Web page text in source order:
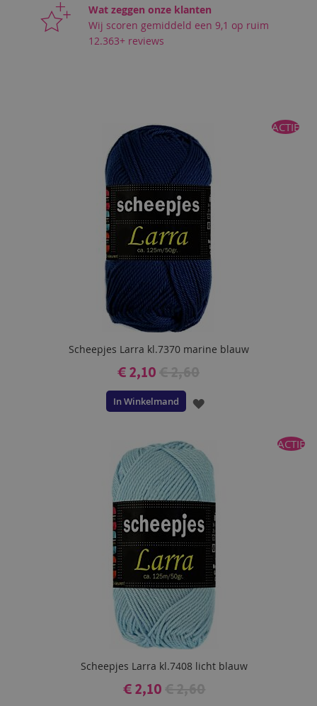
Wat zeggen onze klanten
Wij scoren gemiddeld een 9,1 op ruim
12.363+ reviews
ACTIE
Scheepjes Larra kl.7370 marine blauw
€ 2,10
In Winkelmand
VOEG
AAN
VERLANGLIJST
ACTIE
Scheepjes Larra kl.7408 licht blauw
€ 2,10